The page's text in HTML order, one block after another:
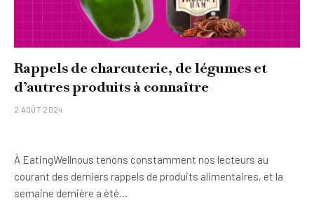
Rappels de charcuterie, de légumes et
d’autres produits à connaître
2 AOÛT 2024
À EatingWellnous tenons constamment nos lecteurs au
courant des derniers rappels de produits alimentaires, et la
semaine dernière a été…